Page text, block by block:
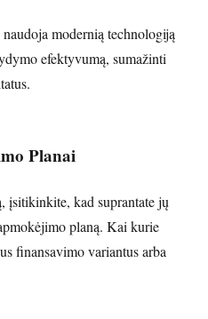
modernią technologiją
efektyvumą, sumažinti
Planai
įsitikinkite, kad suprantate jų
planą. Kai kurie
finansavimo variantus arba